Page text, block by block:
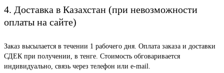
4. Доставка в Казахстан (при невозможности
оплаты на сайте)
Заказ высылается в течении 1 рабочего дня. Оплата заказа и доставки
СДЕК при получении, в тенге. Стоимость обговаривается
индивидуально, связь через телефон или e-mail.